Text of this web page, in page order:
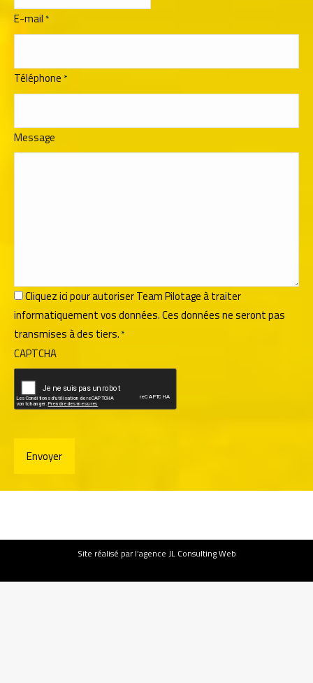
E-mail *
Téléphone *
Message
RGPD
*
Cliquez ici pour autoriser Team Pilotage à traiter
informatiquement vos données. Ces données ne seront pas
transmises à des tiers. *
CAPTCHA
Site réalisé par l’agence JL Consulting Web